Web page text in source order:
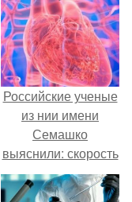
Российские ученые
из нии имени
Семашко
выяснили: скорость
старения напрямую
зависит от